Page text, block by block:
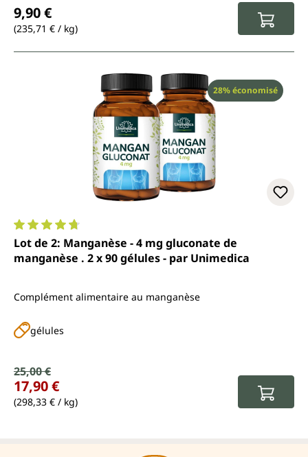
9,90 €
(235,71 € / kg)
Réduction
28% économisé
Note moyenne de 4.8 sur 5 étoiles
Lot de 2: Manganèse - 4 mg gluconate de
manganèse . 2 x 90 gélules - par Unimedica
Complément alimentaire au manganèse
gélules
Prix de vente :
Prix régulier :
25,00 €
17,90 €
(298,33 € / kg)